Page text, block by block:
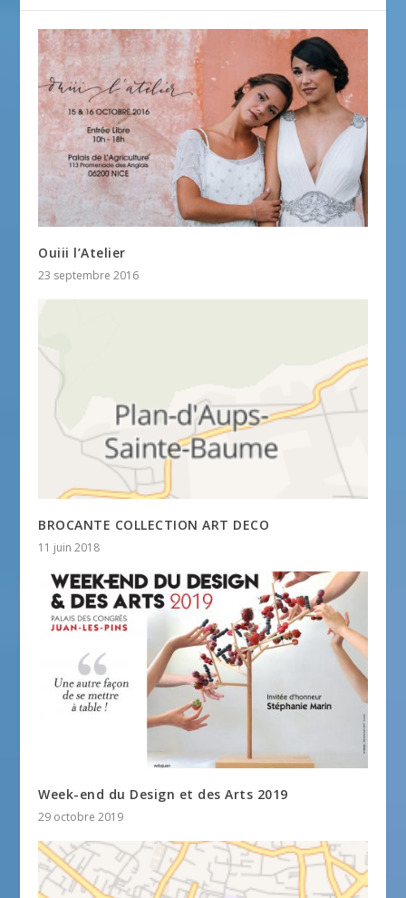
Ouiii l’Atelier
23 septembre 2016
BROCANTE COLLECTION ART DECO
11 juin 2018
Week-end du Design et des Arts 2019
29 octobre 2019